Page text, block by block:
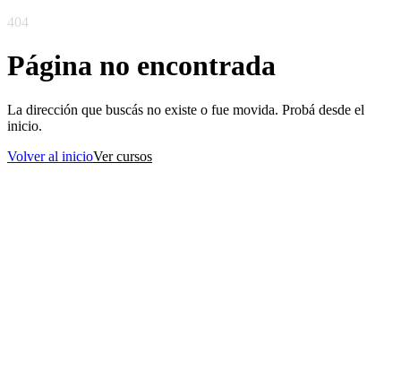
404
Página no encontrada
La dirección que buscás no existe o fue movida. Probá desde el
inicio.
Volver al inicioVer cursos